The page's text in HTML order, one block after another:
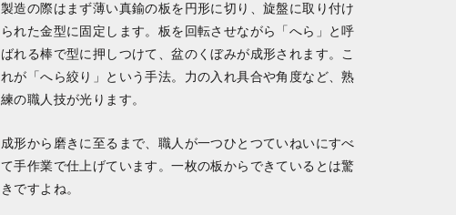
製造の際はまず薄い真鍮の板を円形に切り、旋盤に取り付け
られた金型に固定します。板を回転させながら「へら」と呼
ばれる棒で型に押しつけて、盆のくぼみが成形されます。こ
れが「へら絞り」という手法。力の入れ具合や角度など、熟
練の職人技が光ります。
成形から磨きに至るまで、職人が一つひとつていねいにすべ
て手作業で仕上げています。一枚の板からできているとは驚
きですよね。